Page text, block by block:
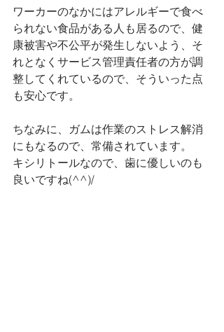
ワーカーのなかにはアレルギーで食べ
られない食品がある人も居るので、健
康被害や不公平が発生しないよう、そ
れとなくサービス管理責任者の方が調
整してくれているので、そういった点
も安心です。
ちなみに、ガムは作業のストレス解消
にもなるので、常備されています。
キシリトールなので、歯に優しいのも
良いですね(^^)/